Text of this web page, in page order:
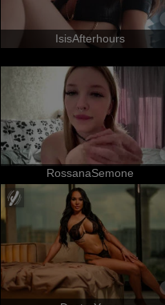
IsisAfterhours
RossanaSemone